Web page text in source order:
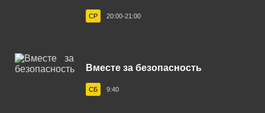
Кириши 103.0 FM
Ковров 106.5 FM
СР 20:00-21:00
Вместе за безопасность
СБ 9:40